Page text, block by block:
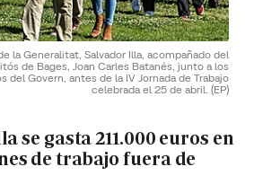
la Generalitat, Salvador Illa, acompañado del
de Bages, Joan Carles Batanés, junto a los
del Govern, antes de la IV Jornada de Trabajo
celebrada el 25 de abril. (EP)
se gasta 211.000 euros en
de trabajo fuera de